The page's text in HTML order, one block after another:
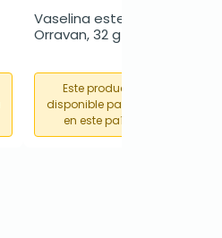
Vaselina esterilizada pura
Orravan, 32 g
Este producto no está
disponible para su compra
en este país o región.